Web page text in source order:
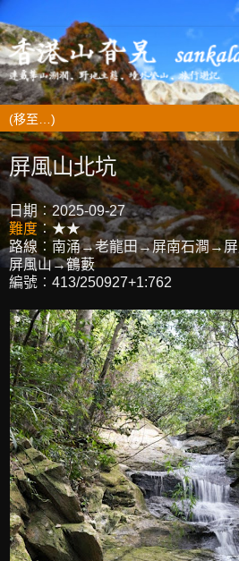
屏風山北坑
日期︰2025-09-27
難度 ︰★★
路線︰南涌→老龍田→屏南石澗→
屏風山→鶴藪
編號︰413/250927+1:762